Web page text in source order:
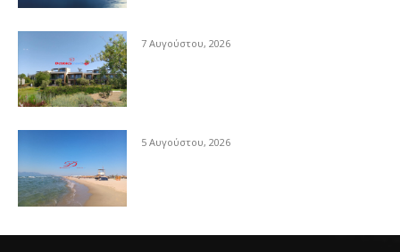
7 Αυγούστου, 2026
5 Αυγούστου, 2026